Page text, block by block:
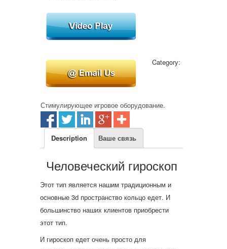
Category:
Стимулирующее игровое оборудование.
Description Ваше связь
Человеческий гироскоп
Этот тип является нашим традиционным и
основные 3d пространство кольцо едет. И
большинство наших клиентов приобрести
этот тип.
И гироскоп едет очень просто для